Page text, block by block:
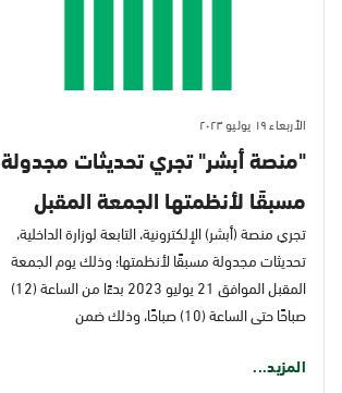
الأربعاء ١٩ يوليو ٢٠٢٣
"منصة أبشر" تجري تحديثات مجدولة
مسبقًا لأنظمتها الجمعة المقبل
تجري منصة (أبشر) الإلكترونية، التابعة لوزارة الداخلية،
تحديثات مجدولة مسبقًا لأنظمتها؛ وذلك يوم الجمعة
المقبل الموافق 21 يوليو 2023 بدءًا من الساعة (12)
صباحًا حتى الساعة (10) صباحًا، وذلك ضمن
المزيد...